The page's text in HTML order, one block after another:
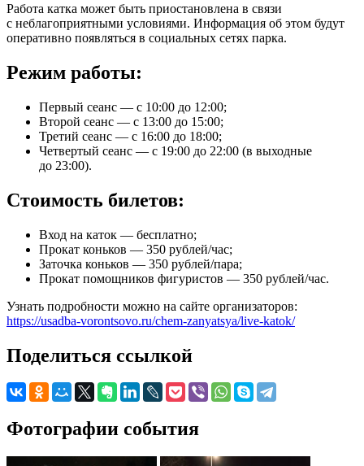
Работа катка может быть приостановлена в связи
с неблагоприятными условиями. Информация об этом будут
оперативно появляться в социальных сетях парка.
Режим работы:
Первый сеанс — с 10:00 до 12:00;
Второй сеанс — с 13:00 до 15:00;
Третий сеанс — с 16:00 до 18:00;
Четвертый сеанс — с 19:00 до 22:00 (в выходные
до 23:00).
Стоимость билетов:
Вход на каток — бесплатно;
Прокат коньков — 350 рублей/час;
Заточка коньков — 350 рублей/пара;
Прокат помощников фигуристов — 350 рублей/час.
Узнать подробности можно на сайте организаторов:
https://usadba-vorontsovo.ru/chem-zanyatsya/live-katok/
Поделиться ссылкой
Фотографии события